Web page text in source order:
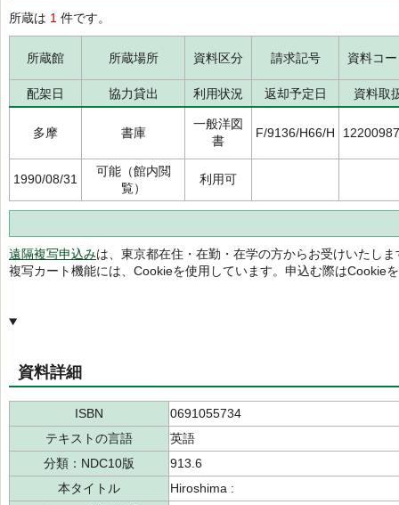
所蔵は 1 件です。
所蔵館 所蔵場所 資料区分 請求記号 資料コ
配架日 協力貸出 利用状況 返却予定日 資料取
多摩 書庫
一般洋図
書
F/9136/H66/H
1990/08/31
可能（館内閲
覧）
利用可
遠隔複写申込みは、東京都在住・在勤・在学の方からお受けいたしま
複写カート機能には、Cookieを使用しています。申込む際はCookie
資料詳細
ISBN
0691055734
テキストの言語
英語
分類：NDC10版
913.6
本タイトル
Hiroshima :